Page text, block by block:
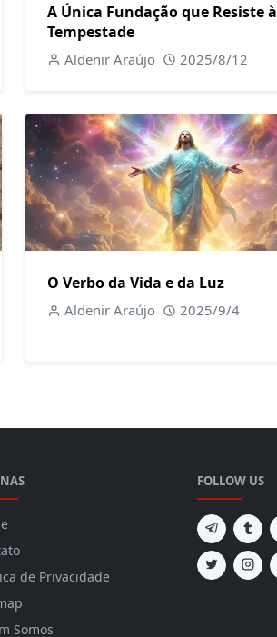
A Única Fundação que Resiste à
Tempestade
Aldenir Araújo 2025/8/12
O Verbo da Vida e da Luz
Aldenir Araújo 2025/9/4
de Privacidade
Somos
FOLLOW US